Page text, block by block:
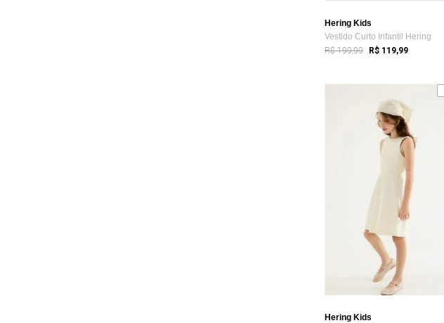
Hering Kids
Vestido Curto Infantil Hering
R$ 199,99 R$ 119,99
Hering Kids